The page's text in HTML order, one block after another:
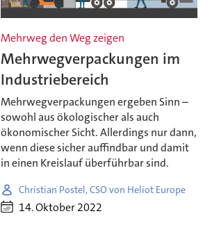
Mehrweg den Weg zeigen
Mehrwegverpackungen im
Industriebereich
Mehrwegverpackungen ergeben Sinn –
sowohl aus ökologischer als auch
ökonomischer Sicht. Allerdings nur dann,
wenn diese sicher auffindbar und damit
in einen Kreislauf überführbar sind.
Christian Postel, CSO von Heliot Europe
14. Oktober 2022